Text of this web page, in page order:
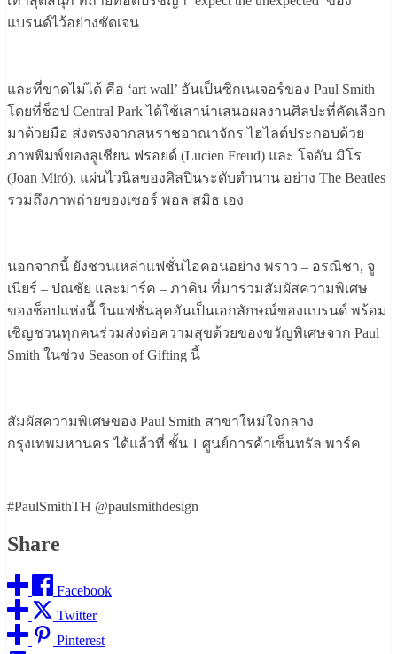
แบรนด์ไว้อย่างชัดเจน
และที่ขาดไม่ได้ คือ ‘art wall’ อันเป็นซิกเนเจอร์ของ Paul Smith
โดยที่ช็อป Central Park ได้ใช้เสานำเสนอผลงานศิลปะที่คัดเลือก
มาด้วยมือ ส่งตรงจากสหราชอาณาจักร ไฮไลต์ประกอบด้วย
ภาพพิมพ์ของลูเชียน ฟรอยด์ (Lucien Freud) และ โจอัน มิโร
(Joan Miró), แผ่นไวนิลของศิลปินระดับตำนาน อย่าง The Beatles
รวมถึงภาพถ่ายของเซอร์ พอล สมิธ เอง
นอกจากนี้ ยังชวนเหล่าแฟชั่นไอคอนอย่าง พราว – อรณิชา, จู
เนียร์ – ปณชัย และมาร์ค – ภาคิน ที่มาร่วมสัมผัสความพิเศษ
ของช็อปแห่งนี้ ในแฟชั่นลุคอันเป็นเอกลักษณ์ของแบรนด์ พร้อม
เชิญชวนทุกคนร่วมส่งต่อความสุขด้วยของขวัญพิเศษจาก Paul
Smith ในช่วง Season of Gifting นี้
สัมผัสความพิเศษของ Paul Smith สาขาใหม่ใจกลาง
กรุงเทพมหานคร ได้แล้วที่ ชั้น 1 ศูนย์การค้าเซ็นทรัล พาร์ค
#PaulSmithTH @paulsmithdesign
Share
Facebook
Twitter
Pinterest